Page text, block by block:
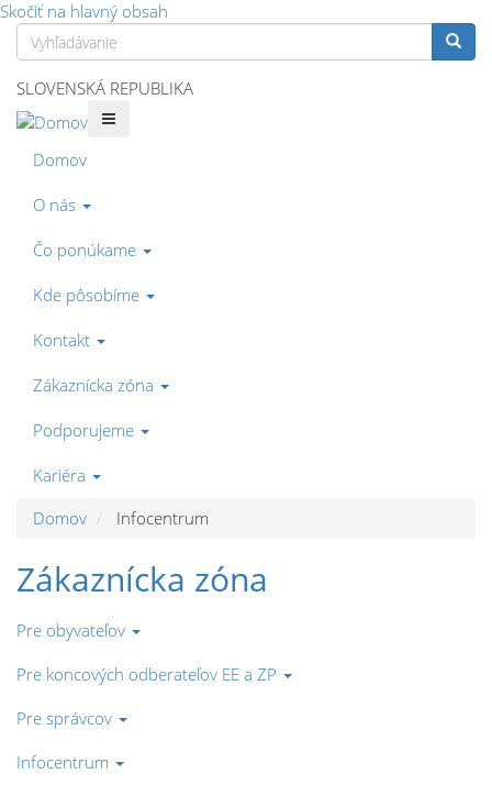
Skočiť na hlavný obsah
Vyhľadávanie
SLOVENSKÁ REPUBLIKA
Domov
O nás
Čo ponúkame
Kde pôsobíme
Kontakt
Zákaznícka zóna
Podporujeme
Kariéra
Domov
Infocentrum
Zákaznícka zóna
Pre obyvateľov
Pre koncových odberateľov EE a ZP
Pre správcov
Infocentrum